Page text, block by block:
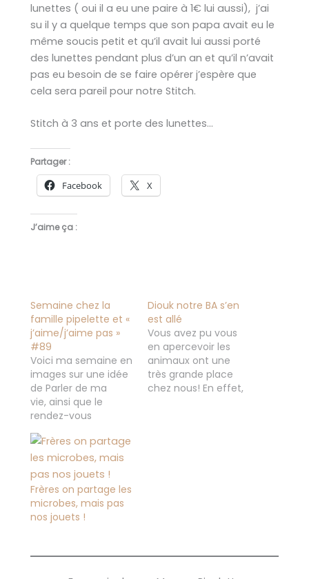
lunettes ( oui il a eu une paire à 1€ lui aussi), j’ai
su il y a quelque temps que son papa avait eu le
même soucis petit et qu’il avait lui aussi porté
des lunettes pendant plus d’un an et qu’il n’avait
pas eu besoin de se faire opérer j’espère que
cela sera pareil pour notre Stitch.
Stitch à 3 ans et porte des lunettes…
Partager :
Facebook X
J’aime ça :
Semaine chez la
famille pipelette et «
j’aime/j’aime pas »
#89
Voici ma semaine en
images sur une idée
de Parler de ma
vie, ainsi que le
rendez-vous
de Millie « j’aime » de
la semaine Cette
semaine nous avons
appris encore une
mauvaise nouvelle,
normalement c'est
la dernière qu'on
attendait,
qu'on nous laisse un
Diouk notre BA s’en
est allé
Vous avez pu vous
en apercevoir les
animaux ont une
très grande place
chez nous! En effet,
Frères on partage les
microbes, mais pas
nos jouets !